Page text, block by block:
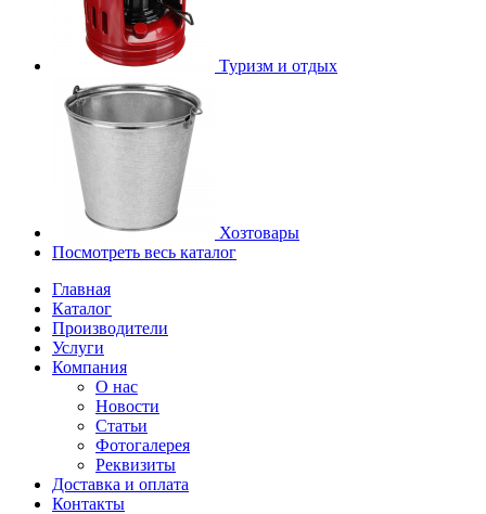
Туризм и отдых
Хозтовары
Посмотреть весь каталог
Главная
Каталог
Производители
Услуги
Компания
О нас
Новости
Статьи
Фотогалерея
Реквизиты
Доставка и оплата
Контакты